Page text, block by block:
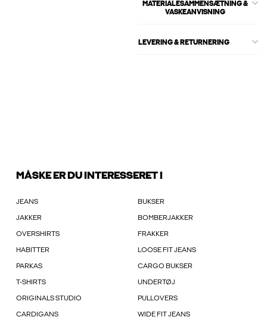
MATERIALESAMMENSÆTNING &
VASKEANVISNING
LEVERING & RETURNERING
MÅSKE ER DU INTERESSERET I
JEANS BUKSER
JAKKER BOMBERJAKKER
OVERSHIRTS FRAKKER
HABITTER LOOSE FIT JEANS
PARKAS CARGO BUKSER
T-SHIRTS UNDERTØJ
ORIGINALS STUDIO PULLOVERS
CARDIGANS WIDE FIT JEANS